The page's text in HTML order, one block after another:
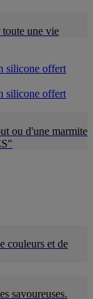
toute une vie
silicone offert
silicone offert
ou d'une marmite
couleurs et de
savoureuses.